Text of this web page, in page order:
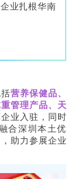
业扎根华南
营养保健品、
管理产品、天
业入驻，同时
合深圳本土优
助力参展企业